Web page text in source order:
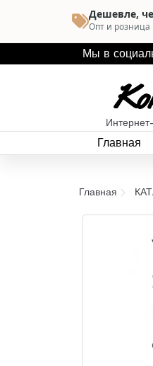
Дешевле,
Опт и розница
Мы в
Главная
Главная